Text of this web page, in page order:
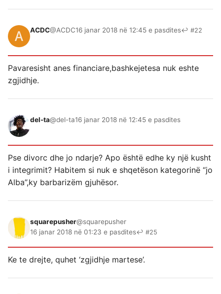
ACDC@ACDC16 janar 2018 në 12:45 e pasdites↩ #22
Pavaresisht anes financiare,bashkejetesa nuk eshte
zgjidhje.
del-ta@del-ta16 janar 2018 në 12:45 e pasdites
Pse divorc dhe jo ndarje? Apo është edhe ky një kusht
i integrimit? Habitem si nuk e shqetëson kategorinë “jo
Alba”,ky barbarizëm gjuhësor.
squarepusher@squarepusher
16 janar 2018 në 01:23 e pasdites↩ #25
Ke te drejte, quhet ‘zgjidhje martese’.